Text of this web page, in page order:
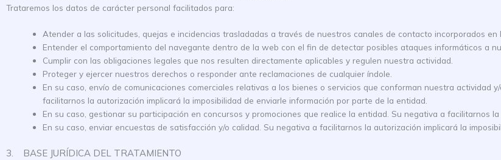
Trataremos los datos de carácter personal facilitados para:
Atender a las solicitudes, quejas e incidencias trasladadas a través de nuestros canales de contacto incorporados en
Entender el comportamiento del navegante dentro de la web con el fin de detectar posibles ataques informáticos a
Cumplir con las obligaciones legales que nos resulten directamente aplicables y regulen nuestra actividad.
Proteger y ejercer nuestros derechos o responder ante reclamaciones de cualquier índole.
En su caso, envío de comunicaciones comerciales relativas a los bienes o servicios que conforman nuestra actividad
facilitarnos la autorización implicará la imposibilidad de enviarle información por parte de la entidad.
En su caso, gestionar su participación en concursos y promociones que realice la entidad. Su negativa a facilitarnos
En su caso, enviar encuestas de satisfacción y/o calidad. Su negativa a facilitarnos la autorización implicará la
3. BASE JURÍDICA DEL TRATAMIENTO